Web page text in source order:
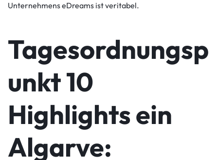
Unternehmens eDreams ist veritabel.
Tagesordnungsp
unkt 10
Highlights ein
Algarve: